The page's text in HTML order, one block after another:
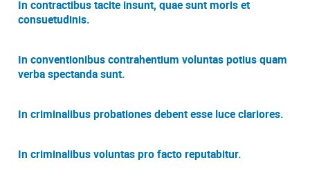
In contractibus tacite insunt, quae sunt moris et
consuetudinis.
In conventionibus contrahentium voluntas potius quam
verba spectanda sunt.
In criminalibus probationes debent esse luce clariores.
In criminalibus voluntas pro facto reputabitur.